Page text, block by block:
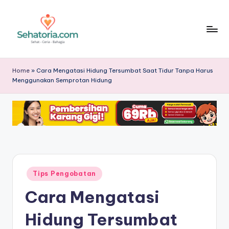
e
h
a
t
ri
ip
tips
sehat,
informasi
medis
hidup
sehat,
nutrisi,
dan
edukasi
kesehatan
Home » Cara Mengatasi Hidung Tersumbat Saat Tidur Tanpa Harus
Menggunakan Semprotan Hidung
Posted
in
Tips Pengobatan
Cara Mengatasi
Hidung Tersumbat